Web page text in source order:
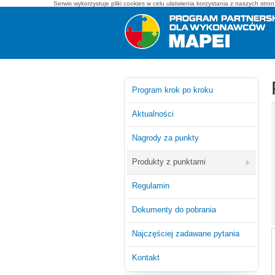
Serwis wykorzystuje pliki cookies w celu ułatwienia korzystania z naszych
Program krok po kroku
Aktualności
Nagrody za punkty
Produkty z punktami
Regulamin
Dokumenty do pobrania
Najczęściej zadawane pytania
Kontakt